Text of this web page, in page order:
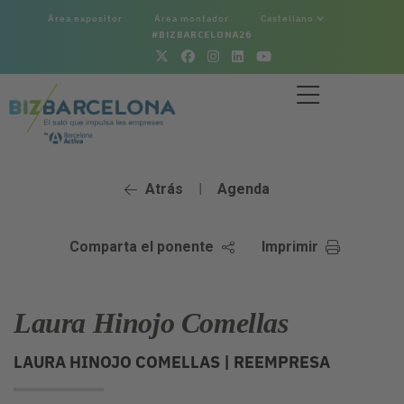
Área expositor Área montador Castellano
#BIZBARCELONA26
Atrás | Agenda
Comparta el ponente Imprimir
Laura Hinojo Comellas
LAURA HINOJO COMELLAS | REEMPRESA